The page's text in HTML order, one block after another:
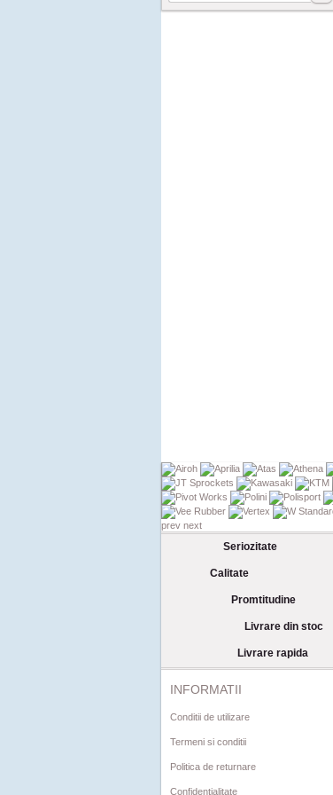
prev next
Seriozitate
Calitate
Promtitudine
Livrare din stoc
Livrare rapida
INFORMATII
Conditii de utilizare
Termeni si conditii
Politica de returnare
Confidentialitate